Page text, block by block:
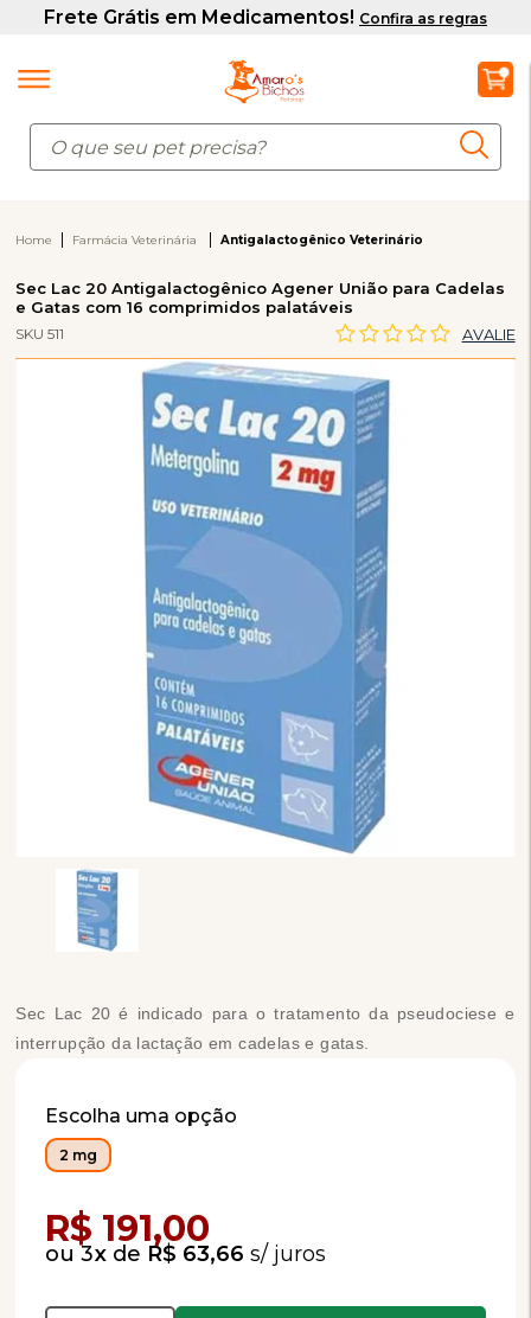
Home Farmácia Veterinária Antigalactogênico Veterinário
Sec Lac 20 Antigalactogênico Agener União para Cadelas
e Gatas com 16 comprimidos palatáveis
SKU 511 AVALIE
Sec Lac 20 é indicado para o tratamento da pseudociese e
interrupção da lactação em cadelas e gatas.
Escolha uma opção
2 mg
R$ 191,00
3x de R$ 63,66